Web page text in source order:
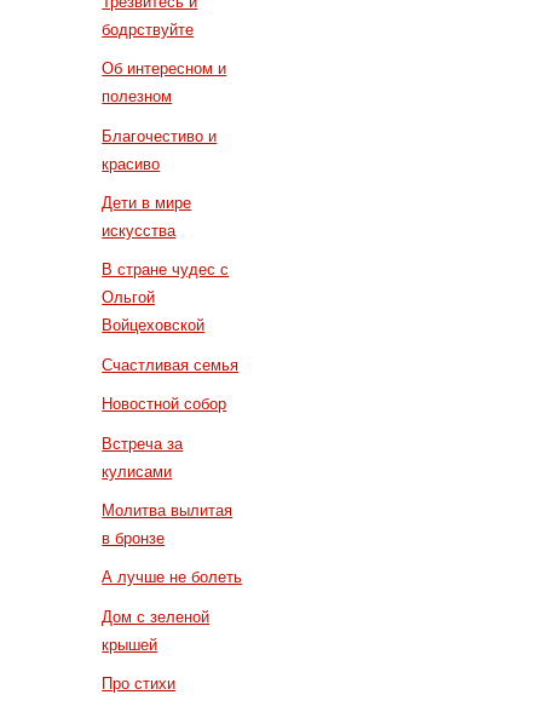
бодрствуйте
Об интересном и
полезном
Благочестиво и
красиво
Дети в мире
искусства
В стране чудес с
Ольгой
Войцеховской
Счастливая семья
Новостной собор
Встреча за
кулисами
Молитва вылитая
в бронзе
А лучше не болеть
Дом с зеленой
крышей
Про стихи